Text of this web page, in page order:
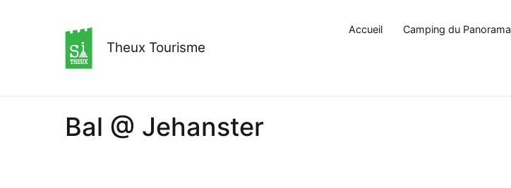
Theux Tourisme
Accueil Camping du Panorama
Bal @ Jehanster